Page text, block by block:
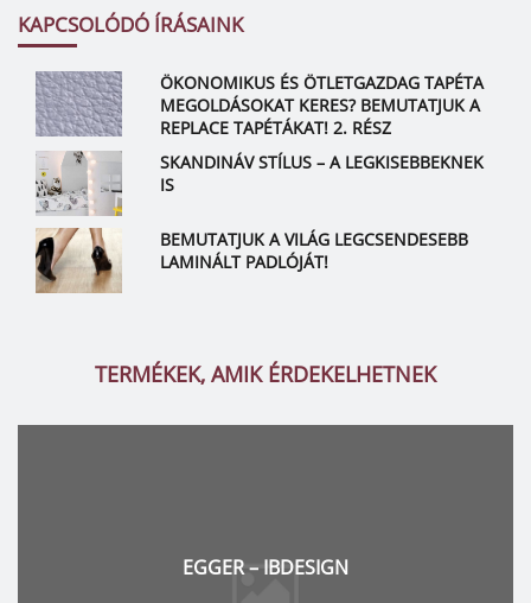
KAPCSOLÓDÓ ÍRÁSAINK
ÖKONOMIKUS ÉS ÖTLETGAZDAG TAPÉTA
MEGOLDÁSOKAT KERES? BEMUTATJUK A
REPLACE TAPÉTÁKAT! 2. RÉSZ
SKANDINÁV STÍLUS – A LEGKISEBBEKNEK
IS
BEMUTATJUK A VILÁG LEGCSENDESEBB
LAMINÁLT PADLÓJÁT!
TERMÉKEK, AMIK ÉRDEKELHETNEK
DYSON – PREMIUMSHOP24.HU